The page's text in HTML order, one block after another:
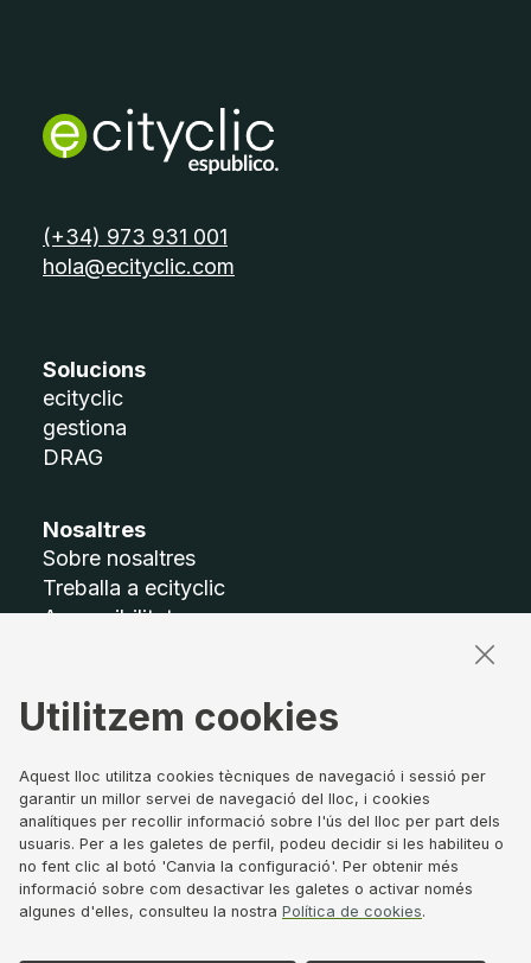
telèfon:
(+34) 973 931 001
email:
hola@ecityclic.com
Solucions
ecityclic
gestiona
DRAG
Nosaltres
Sobre nosaltres
Treballa a ecityclic
Accessibilitat
Termes legals
Política de privacitat
Política de Cookies
Canal de denúncies
Govern corporatiu
Utilitzem cookies
Aquest lloc utilitza cookies tècniques de navegació i sessió per
garantir un millor servei de navegació del lloc, i cookies
analítiques per recollir informació sobre l'ús del lloc per part dels
usuaris. Per a les galetes de perfil, podeu decidir si les habiliteu o
no fent clic al botó 'Canvia la configuració'. Per obtenir més
informació sobre com desactivar les galetes o activar només
algunes d'elles, consulteu la nostra Política de cookies.